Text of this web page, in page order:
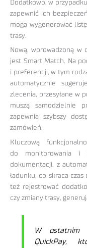
Dodatkowo, w
zapewnić ich
mogą wygenerować
trasy.
Nową, wprowadzoną w
jest Smart Match. Na
i preferencji, w tym
automatycznie
zlecenia, przesyłane w
muszą samodzielnie
zapewnia szybszy
zamówień.
Kluczową
do monitorowania i
dokumentacji, z
ładunku, co skraca
też rejestrować
czy zmiany trasy,
W ostatnim
QuickPay,